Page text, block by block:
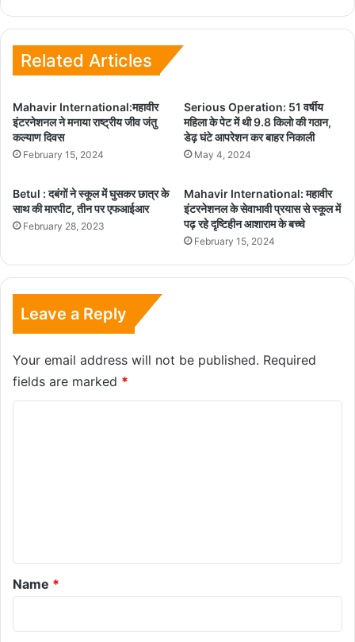
Related Articles
Mahavir International:महावीर
इंटरनेशनल ने मनाया राष्ट्रीय जीव जंतु
कल्याण दिवस
February 15, 2024
Serious Operation: 51 वर्षीय
महिला के पेट में थी 9.8 किलो की गठान,
डेढ़ घंटे आपरेशन कर बाहर निकाली
May 4, 2024
Betul : दबंगों ने स्कूल में घुसकर छात्र के
साथ की मारपीट, तीन पर एफआईआर
February 28, 2023
Mahavir International: महावीर
इंटरनेशनल के सेवाभावी प्रयास से स्कूल में
पढ़ रहे दृष्टिहीन आशाराम के बच्चे
February 15, 2024
Leave a Reply
Your email address will not be published. Required
fields are marked *
*
Name *